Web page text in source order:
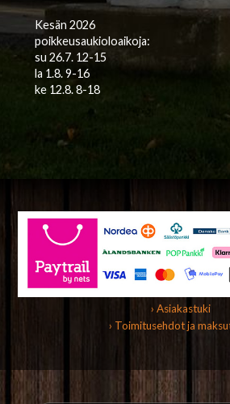
Kesän 2026
poikkeusaukioloaikoja:
su 26.7. 12-15
la 1.8. 9-16
ke 12.8. 8-18
› Asiakastuki
› Toimitusehdot ja